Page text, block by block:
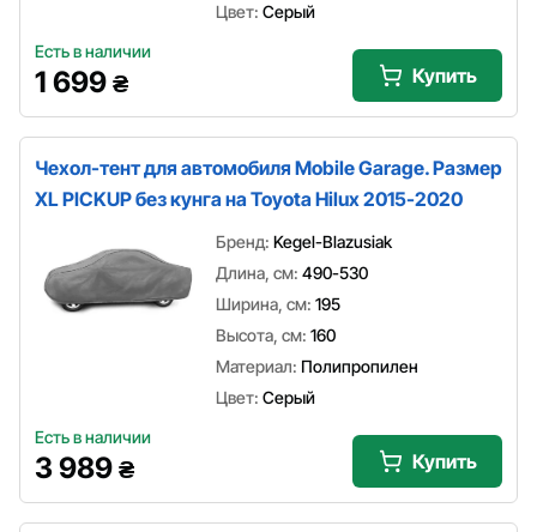
Цвет: Серый
Есть в наличии
1 699 ₴ Купить
Чехол-тент для автомобиля Mobile Garage. Размер
XL PICKUP без кунга на Toyota Hilux 2015-2020
Бренд: Kegel-Blazusiak
Длина, см: 490-530
Ширина, см: 195
Высота, см: 160
Материал: Полипропилен
Цвет: Серый
Есть в наличии
3 989 ₴ Купить